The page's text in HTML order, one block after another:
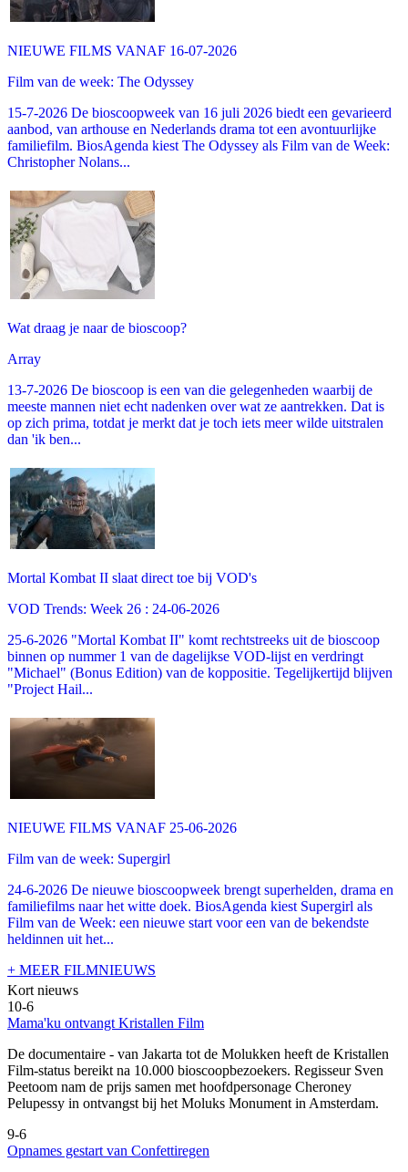
NIEUWE FILMS VANAF 16-07-2026
Film van de week: The Odyssey
15-7-2026 De bioscoopweek van 16 juli 2026 biedt een gevarieerd
aanbod, van arthouse en Nederlands drama tot een avontuurlijke
familiefilm. BiosAgenda kiest The Odyssey als Film van de Week:
Christopher Nolans...
Wat draag je naar de bioscoop?
Array
13-7-2026 De bioscoop is een van die gelegenheden waarbij de
meeste mannen niet echt nadenken over wat ze aantrekken. Dat is
op zich prima, totdat je merkt dat je toch iets meer wilde uitstralen
dan 'ik ben...
Mortal Kombat II slaat direct toe bij VOD's
VOD Trends: Week 26 : 24-06-2026
25-6-2026 "Mortal Kombat II" komt rechtstreeks uit de bioscoop
binnen op nummer 1 van de dagelijkse VOD-lijst en verdringt
"Michael" (Bonus Edition) van de koppositie. Tegelijkertijd blijven
"Project Hail...
NIEUWE FILMS VANAF 25-06-2026
Film van de week: Supergirl
24-6-2026 De nieuwe bioscoopweek brengt superhelden, drama en
familiefilms naar het witte doek. BiosAgenda kiest Supergirl als
Film van de Week: een nieuwe start voor een van de bekendste
heldinnen uit het...
+ MEER FILMNIEUWS
Kort nieuws
10-6
Mama'ku ontvangt Kristallen Film
De documentaire - van Jakarta tot de Molukken heeft de Kristallen
Film-status bereikt na 10.000 bioscoopbezoekers. Regisseur Sven
Peetoom nam de prijs samen met hoofdpersonage Cheroney
Pelupessy in ontvangst bij het Moluks Monument in Amsterdam.
9-6
Opnames gestart van Confettiregen